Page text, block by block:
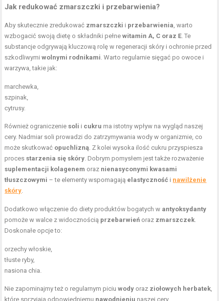
Jak redukować zmarszczki i przebarwienia?
Aby skutecznie zredukować zmarszczki i przebarwienia, warto
wzbogacić swoją dietę o składniki pełnewitamin A, C oraz E. Te
substancje odgrywają kluczową rolę w regeneracji skóry i ochronie przed
szkodliwymiwolnymi rodnikami. Warto regularnie sięgać po owoce i
warzywa, takie jak:
marchewka,
szpinak,
cytrusy.
Również ograniczenie soli i cukru ma istotny wpływ na wygląd naszej
cery. Nadmiar soli prowadzi do zatrzymywania wody w organizmie, co
może skutkować opuchlizną. Z kolei wysoka ilość cukru przyspiesza
proces starzenia się skóry. Dobrym pomysłem jest także rozważenie
suplementacji kolagenem oraz nienasyconymi kwasami
tłuszczowymi – te elementy wspomagają elastyczność i nawilżenie
skóry.
Dodatkowo włączenie do diety produktów bogatych w antyoksydanty
pomoże w walce z widocznością przebarwień oraz zmarszczek.
Doskonałe opcje to:
orzechy włoskie,
tłuste ryby,
nasiona chia.
Nie zapominajmy też o regularnym piciuwody oraz ziołowych herbatek,
które sprzyjają odpowiedniemu nawodnieniu naszej cery.